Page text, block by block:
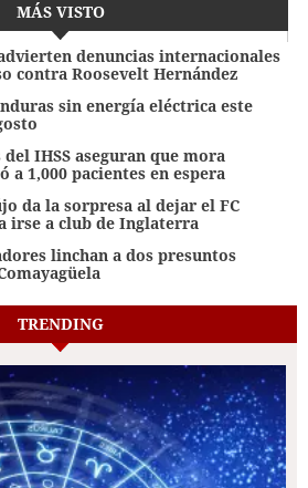
MÁS VISTO
denuncias internacionales
contra Roosevelt Hernández
sin energía eléctrica este
IHSS aseguran que mora
a 1,000 pacientes en espera
da la sorpresa al dejar el FC
irse a club de Inglaterra
linchan a dos presuntos
TRENDING